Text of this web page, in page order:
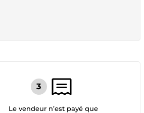
Le vendeur n’est payé que